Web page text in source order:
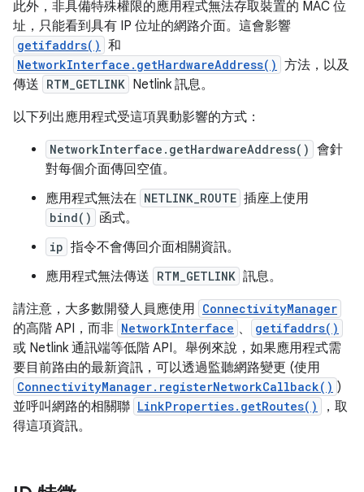
此外，非具備特殊權限的應用程式無法存取裝置的 MAC 位
址，只能看到具有 IP 位址的網路介面。這會影響
getifaddrs() 和
NetworkInterface.getHardwareAddress() 方法，以及
傳送 RTM_GETLINK Netlink 訊息。
以下列出應用程式受這項異動影響的方式：
NetworkInterface.getHardwareAddress() 會針
對每個介面傳回空值。
應用程式無法在 NETLINK_ROUTE 插座上使用
bind() 函式。
ip 指令不會傳回介面相關資訊。
應用程式無法傳送 RTM_GETLINK 訊息。
請注意，大多數開發人員應使用 ConnectivityManager
的高階 API，而非 NetworkInterface 、 getifaddrs()
或 Netlink 通訊端等低階 API。舉例來說，如果應用程式需
要目前路由的最新資訊，可以透過監聽網路變更 (使用
ConnectivityManager.registerNetworkCallback() )
並呼叫網路的相關聯 LinkProperties.getRoutes()
，取
得這項資訊。